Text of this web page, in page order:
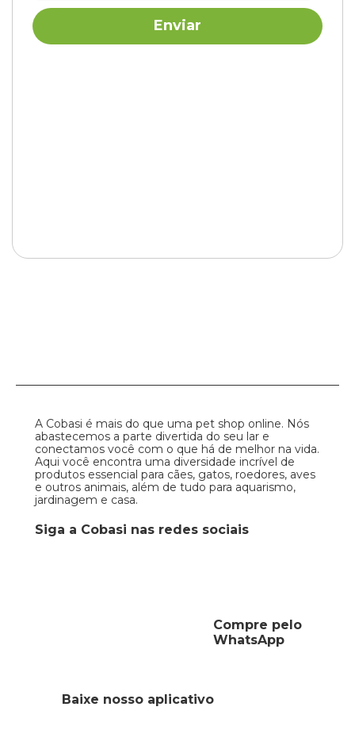
A Cobasi é mais do que uma pet shop online. Nós
abastecemos a parte divertida do seu lar e
conectamos você com o que há de melhor na vida.
Aqui você encontra uma diversidade incrível de
produtos essencial para cães, gatos, roedores, aves
e outros animais, além de tudo para aquarismo,
jardinagem e casa.
Siga a Cobasi nas redes sociais
Compre pelo
WhatsApp
Baixe nosso aplicativo